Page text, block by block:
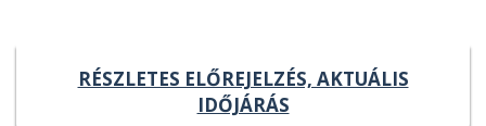
RÉSZLETES ELŐREJELZÉS, AKTUÁLIS
IDŐJÁRÁS